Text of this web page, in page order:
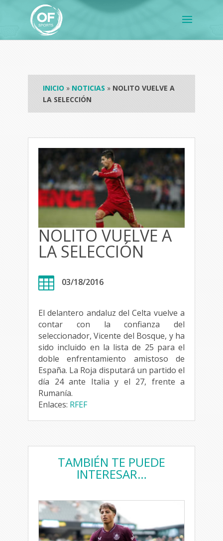
INICIO » NOTICIAS » NOLITO VUELVE A
LA SELECCIÓN
NOLITO VUELVE A
LA SELECCIÓN
 03/18/2016
El delantero andaluz del Celta vuelve a
contar con la confianza del
seleccionador, Vicente del Bosque, y ha
sido incluido en la lista de 25 para el
doble enfrentamiento amistoso de
España. La Roja disputará un partido el
día 24 ante Italia y el 27, frente a
Rumanía.
Enlaces: RFEF
TAMBIÉN TE PUEDE
INTERESAR…